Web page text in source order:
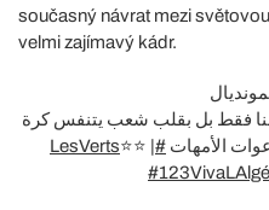
současný návrat mezi
velmi zajímavý kádr.
فقط بل بقلب شعب يتنفس كرة
الأمهات #LesVerts
⭐️⭐️ |